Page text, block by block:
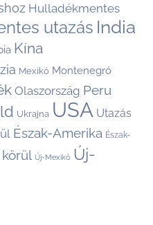
Hulladékmentes
utazás India
Kína
Mexikó Montenegró
Olaszország Peru
Ukrajna USA Utazás
Észak-Amerika Észak-
Új-Mexikó Új-